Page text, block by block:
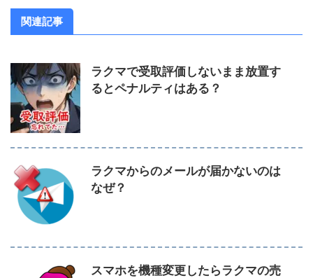
関連記事
ラクマで受取評価しないまま放置す
るとペナルティはある？
ラクマからのメールが届かないのは
なぜ？
スマホを機種変更したらラクマの売